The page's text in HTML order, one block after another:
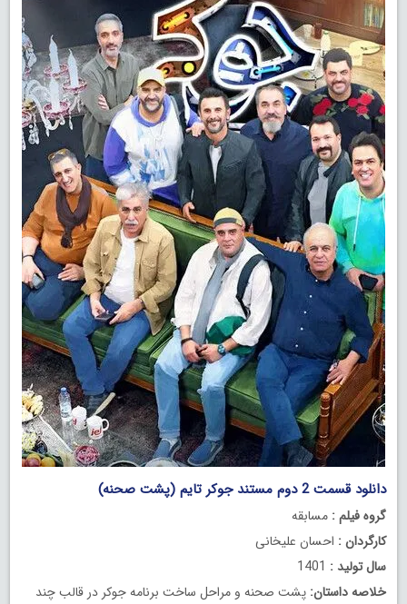
دانلود قسمت 2 دوم مستند جوکر تایم (پشت صحنه)
گروه فیلم : مسابقه
کارگردان : احسان علیخانی
سال تولید :
خلاصه داستان: پشت صحنه و مراحل ساخت برنامه جوکر در قالب چند